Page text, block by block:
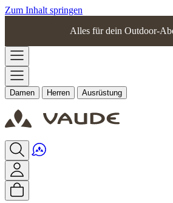
Zum Inhalt springen
Alles für dein Outdoor-
Damen Herren Ausrüstung